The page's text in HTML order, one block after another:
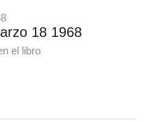
18 1968
el libro